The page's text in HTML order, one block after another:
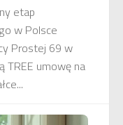
etap
w Polsce
Prostej 69 w
TREE umowę na